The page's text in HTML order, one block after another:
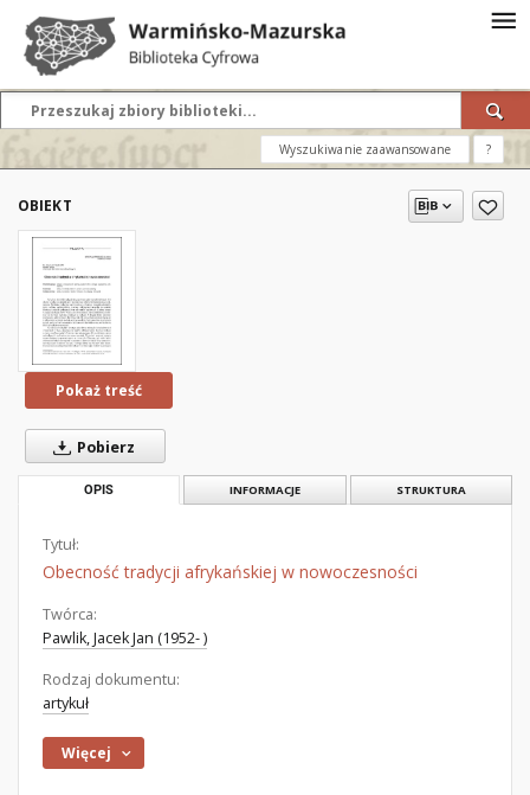
Wyszukiwanie zaawansowane ?
OBIEKT
Pokaż treść
Pobierz
OPIS INFORMACJE STRUKTURA
Tytuł:
Obecność tradycji afrykańskiej w nowoczesności
Twórca:
Pawlik, Jacek Jan (1952- )
Rodzaj dokumentu:
artykuł
Więcej